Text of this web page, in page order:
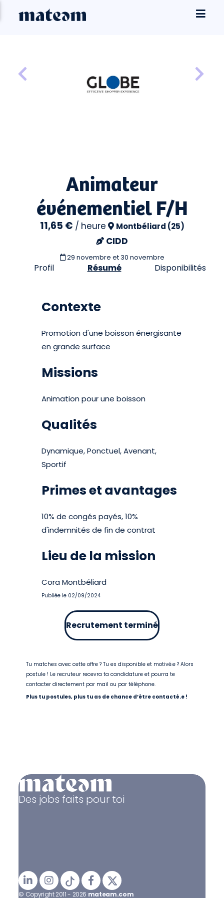
Animateur
événementiel F/H
11,65 € / heure Montbéliard (25)
CIDD
29 novembre et 30 novembre
Profil Résumé Disponibilités
Contexte
Promotion d'une boisson énergisante
en grande surface
Missions
Animation pour une boisson
Qualités
Dynamique, Ponctuel, Avenant,
Sportif
Primes et avantages
10% de congés payés, 10%
d'indemnités de fin de contrat
Lieu de la mission
Cora Montbéliard
Publiée le 02/09/2024
Recrutement terminé
Tu matches avec cette offre ? Tu es disponible et motivé.e ? Alors
postule ! Le recruteur recevra ta candidature et pourra te
contacter directement par mail ou par téléphone.
Plus tu postules, plus tu as de chance d’être contacté.e !
Des jobs faits pour toi
© Copyright 2011 - 2026 mateam.com